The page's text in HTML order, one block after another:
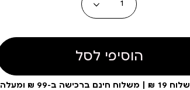
הוסיפי לסל
עלות משלוח 19 ₪ | משלוח חינם ברכישה ב-99 ₪ ומעלה